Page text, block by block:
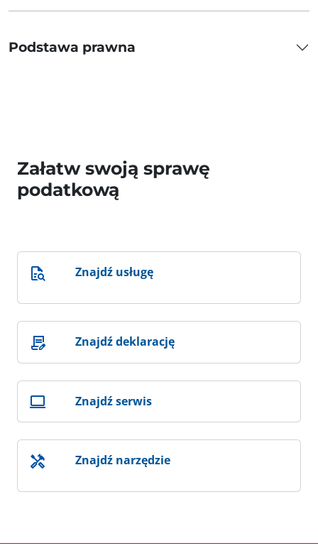
Podstawa prawna
Załatw swoją sprawę
podatkową
Znajdź usługę
Znajdź deklarację
Znajdź serwis
Znajdź narzędzie